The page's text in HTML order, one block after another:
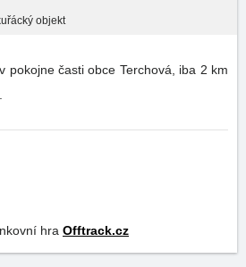
objekt
pokojne časti obce Terchová, iba 2 km
hra Offtrack.cz